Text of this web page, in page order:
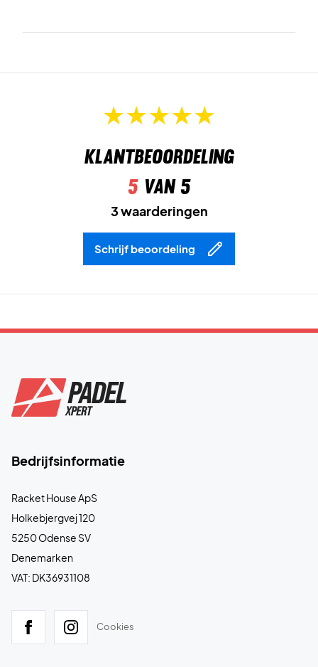
Klantbeoordeling
5van 5
3 waarderingen
Schrijf beoordeling
Bedrijfsinformatie
Racket House ApS
Holkebjergvej 120
5250 Odense SV
Denemarken
VAT: DK36931108
Cookies